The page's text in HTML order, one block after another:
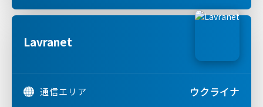
Lavranet
通信エリア ウクライナ